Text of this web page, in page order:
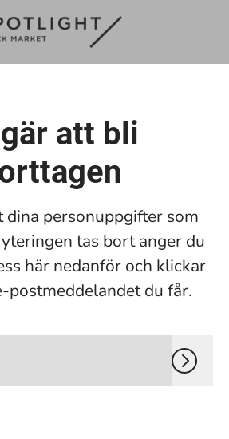
att bli
dina personuppgifter som
tas bort anger du
här nedanför och klickar
postmeddelandet du får.